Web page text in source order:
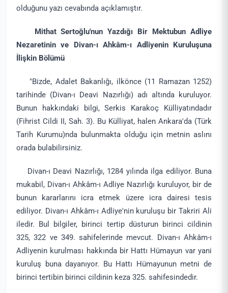
olduğunu yazı cevabında açıklamıştır.
Mithat Sertoğlu'nun Yazdığı Bir Mektubun Adliye
Nezaretinin ve Divan-ı Ahkâm-ı Adliyenin Kuruluşuna
İlişkin Bölümü
"Bizde, Adalet Bakanlığı, ilkönce (11 Ramazan 1252)
tarihinde (Divan-ı Deavi Nazırlığı) adı altında kuruluyor.
Bunun hakkındaki bilgi, Serkis Karakoç Külliyatındadır
(Fihrist Cildi II, Sah. 3). Bu Külliyat, halen Ankara'da (Türk
Tarih Kurumu)nda bulunmakta olduğu için metnin aslını
orada bulabilirsiniz.
Divan-ı Deavi Nazırlığı, 1284 yılında ilga ediliyor. Buna
mukabil, Divan-ı Ahkâm-ı Adliye Nazırlığı kuruluyor, bir de
bunun kararlarını icra etmek üzere icra dairesi tesis
ediliyor. Divan-ı Ahkâm-ı Adliye'nin kuruluşu bir Takriri Ali
iledir. Bul bilgiler, birinci tertip düsturun birinci cildinin
325, 322 ve 349. sahifelerinde mevcut. Divan-ı Ahkâm-ı
Adliyenin kurulması hakkında bir Hattı Hümayun var yani
kuruluş buna dayanıyor. Bu Hattı Hümayunun metni de
birinci tertibin birinci cildinin keza 325. sahifesindedir.